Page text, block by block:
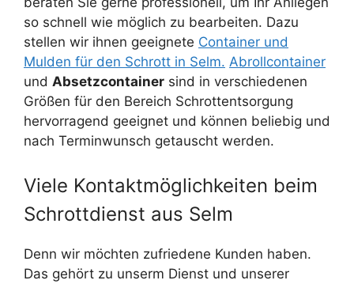
so schnell wie möglich zu bearbeiten. Dazu
stellen wir ihnen geeignete Container und
Mulden für den Schrott in Selm. Abrollcontainer
und Absetzcontainer sind in verschiedenen
Größen für den Bereich Schrottentsorgung
hervorragend geeignet und können beliebig und
nach Terminwunsch getauscht werden.
Viele Kontaktmöglichkeiten beim
Schrottdienst aus Selm
Denn wir möchten zufriedene Kunden haben.
Das gehört zu unserm Dienst und unserer